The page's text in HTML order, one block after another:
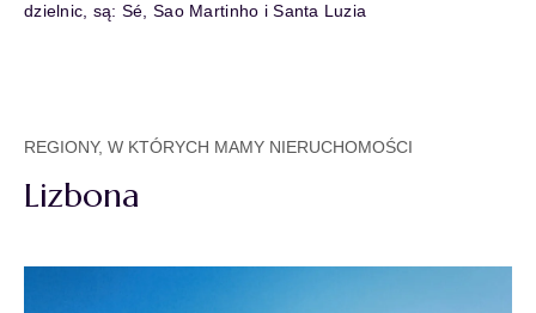
dzielnic, są: Sé, Sao Martinho i Santa Luzia
REGIONY, W KTÓRYCH MAMY NIERUCHOMOŚCI
Lizbona